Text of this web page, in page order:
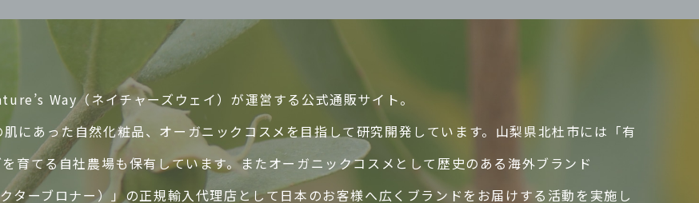
Way（ネイチャーズウェイ）が運営する公式通販サイト。
にあった自然化粧品、オーガニックコスメを目指して研究開発しています。山梨県北杜市には「有
育てる自社農場も保有しています。またオーガニックコスメとして歴史のある海外ブランド
ターブロナー）」の正規輸入代理店として日本のお客様へ広くブランドをお届けする活動を実施し